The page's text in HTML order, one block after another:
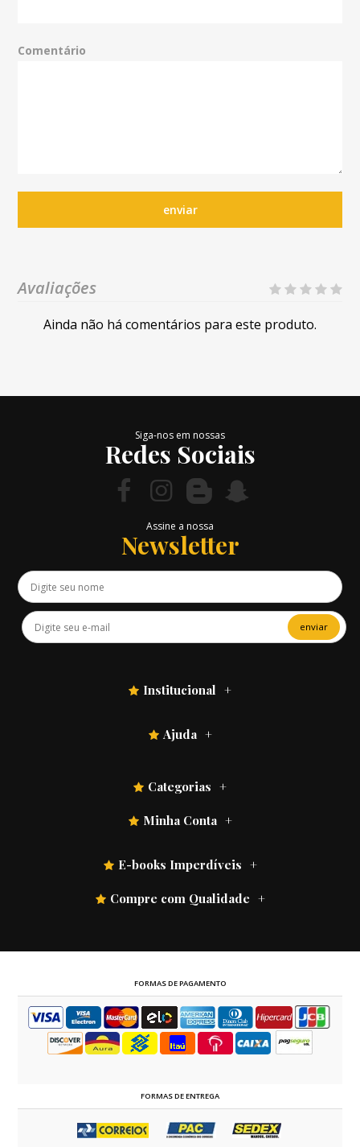
Comentário
enviar
Avaliações
Ainda não há comentários para este produto.
Siga-nos em nossas
Redes Sociais
Assine a nossa
Newsletter
enviar
Institucional
Ajuda
Categorias
Minha Conta
E-books Imperdíveis
Compre com Qualidade
FORMAS DE PAGAMENTO
FORMAS DE ENTREGA